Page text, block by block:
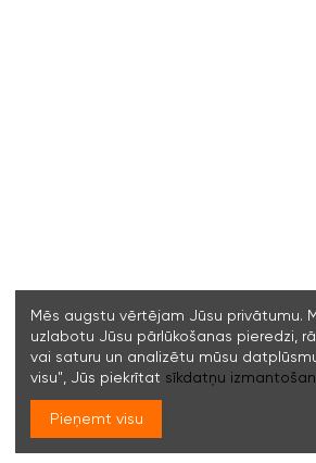
Mēs augstu vērtējam Jūsu privātumu.
uzlabotu Jūsu pārlūkošanas pieredzi,
vai saturu un analizētu mūsu
visu", Jūs piekrītat sīkdatņu
Pieņemt visu